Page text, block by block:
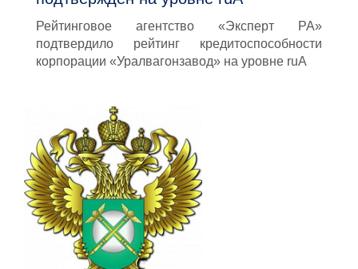
Рейтинговое агентство «Эксперт РА»
подтвердило рейтинг кредитоспособности
корпорации «Уралвагонзавод» на уровне ruA